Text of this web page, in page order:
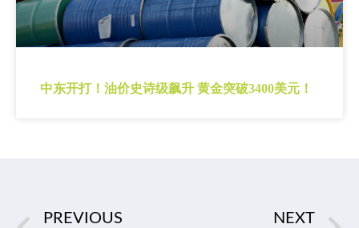
中东开打！油价史诗级飙升 黄金突破3400美元！
PREVIOUS NEXT